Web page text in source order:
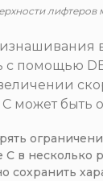
лифтеров
с помощью
может
C в
сохранить